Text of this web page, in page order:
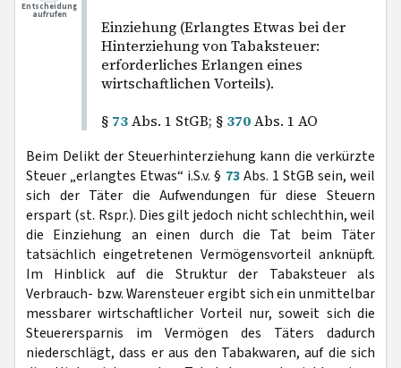
Einziehung (Erlangtes Etwas bei der
Hinterziehung von Tabaksteuer:
erforderliches Erlangen eines
wirtschaftlichen Vorteils).
§ 73Abs. 1 StGB; § 370Abs. 1 AO
Entscheidung
aufrufen
Beim Delikt der Steuerhinterziehung kann die verkürzte
Steuer „erlangtes Etwas“ i.S.v. § 73Abs. 1 StGB sein, weil
sich der Täter die Aufwendungen für diese Steuern
erspart (st. Rspr.). Dies gilt jedoch nicht schlechthin, weil
die Einziehung an einen durch die Tat beim Täter
tatsächlich eingetretenen Vermögensvorteil anknüpft.
Im Hinblick auf die Struktur der Tabaksteuer als
Verbrauch- bzw. Warensteuer ergibt sich ein unmittelbar
messbarer wirtschaftlicher Vorteil nur, soweit sich die
Steuerersparnis im Vermögen des Täters dadurch
niederschlägt, dass er aus den Tabakwaren, auf die sich